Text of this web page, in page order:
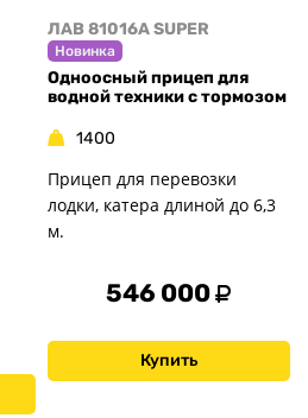
ЛАВ 81016A SUPER
Новинка
Одноосный прицеп для
водной техники с тормозом
1400
Прицеп для перевозки
лодки, катера длиной до 6,3
м.
546 000
Купить